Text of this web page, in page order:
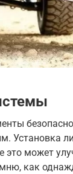
Установка
это может
как